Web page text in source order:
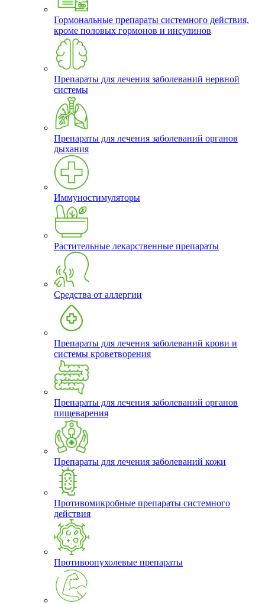
Гормональные препараты системного действия,
кроме половых гормонов и инсулинов
Препараты для лечения заболеваний нервной
системы
Препараты для лечения заболеваний органов
дыхания
Иммуностимуляторы
Растительные лекарственные препараты
Средства от аллергии
Препараты для лечения заболеваний крови и
системы кроветворения
Препараты для лечения заболеваний органов
пищеварения
Препараты для лечения заболеваний кожи
Противомикробные препараты системного
действия
Противоопухолевые препараты